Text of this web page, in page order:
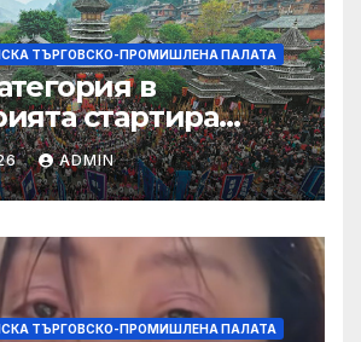
ТЪРГОВСКО-ПРОМИШЛЕНА ПАЛАТА
в
стартира
космическа
енергия
ADMIN
ТЪРГОВСКО-ПРОМИШЛЕНА ПАЛАТА